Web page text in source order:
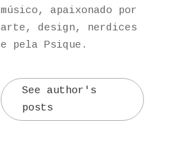
músico, apaixonado por
arte, design, nerdices
e pela Psique.
See author's
posts